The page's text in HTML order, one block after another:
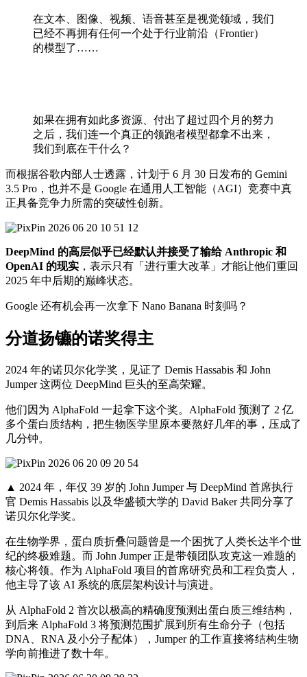
在文本、图像、视频、语音甚至是视觉领域，我们
已经不再拥有任何一个处于行业前沿（Frontier）
的模型了……
如果在拥有如此多资源、付出了超过四个月的努力
之后，我们连一个真正的领跑者模型都拿不出来，
我们到底在干什么？
而根据谷歌内部人士透露，计划于 6 月 30 日发布的 Gemini
3.5 Pro，也并不是 Google 在通用人工智能（AGI）竞赛中真
正具备竞争力所需的突破性创新。
DeepMind 的高层似乎已经默认并接受了输给 Anthropic 和
OpenAI 的现实 ，表示只有「进行重大改革」才能让他们重回
2025 年中后期的巅峰状态。
Google 还有机会再一次拿下 Nano Banana 时刻吗？
分道扬镳的诺奖得主
2024 年的诺贝尔化学奖，见证了 Demis Hassabis 和 John
Jumper 这两位 DeepMind 巨头的至高荣耀。
他们因为 AlphaFold 一起拿下这个奖。AlphaFold 预测了 2 亿
多个蛋白质结构，把生物医学里原本要熬好几年的事，压成了
几分钟。
▲ 2024 年，年仅 39 岁的 John Jumper 与 DeepMind 首席执行
官 Demis Hassabis 以及华盛顿大学的 David Baker 共同分享了
诺贝尔化学奖。
在生物学界，蛋白质折叠问题曾是一个困扰了人类长达半个世
纪的终极难题。而 John Jumper 正是带领团队攻克这一难题的
核心将领。作为 AlphaFold 项目的首席研究员和工程负责人，
他主导了该 AI 系统的底层架构设计与演进。
从 AlphaFold 2 首次以极高的精确度预测出蛋白质三维结构，
到后来 AlphaFold 3 将预测范围扩展到所有生命分子（包括
DNA、RNA 及小分子配体），Jumper 的工作直接将结构生物
学向前推进了数十年。